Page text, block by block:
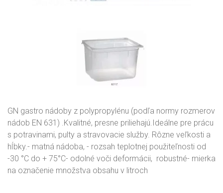
GN gastro nádoby z polypropylénu (podľa normy rozmerov
nádob EN 631) .Kvalitné, presne priliehajú.Ideálne pre prácu
s potravinami, pulty a stravovacie služby. Rôzne veľkosti a
hĺbky.- matná nádoba, - rozsah teplotnej použiteľnosti od
-30 °C do + 75°C- odolné voči deformácii, robustné- mierka
na označenie množstva obsahu v litroch